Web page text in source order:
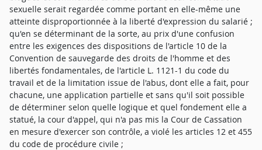
sexuelle serait regardée comme portant en elle-même une
atteinte disproportionnée à la liberté d'expression du salarié ;
qu'en se déterminant de la sorte, au prix d'une confusion
entre les exigences des dispositions de l'article 10 de la
Convention de sauvegarde des droits de l'homme et des
libertés fondamentales, de l'article L. 1121-1 du code du
travail et de la limitation issue de l'abus, dont elle a fait, pour
chacune, une application partielle et sans qu'il soit possible
de déterminer selon quelle logique et quel fondement elle a
statué, la cour d'appel, qui n'a pas mis la Cour de Cassation
en mesure d'exercer son contrôle, a violé les articles 12 et 455
du code de procédure civile ;